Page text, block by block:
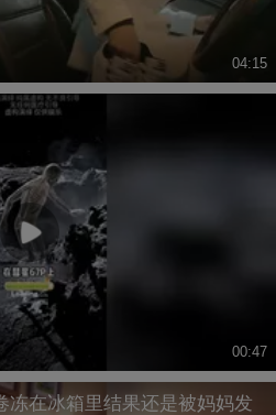
04:15
00:47
冻在冰箱里结果还是被妈妈发